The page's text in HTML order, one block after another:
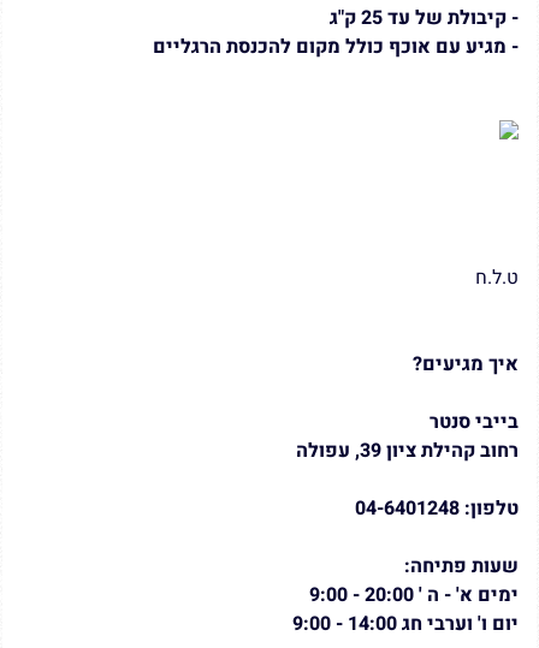
- קיבולת של עד 25 ק"ג
- מגיע עם אוכף כולל מקום להכנסת הרגליים
ט.ל.ח
איך מגיעים?
בייבי סנטר
רחוב קהילת ציון 39, עפולה
טלפון: 04-6401248
שעות פתיחה:
ימים א' - ה ' 20:00 - 9:00
יום ו' וערבי חג 14:00 - 9:00